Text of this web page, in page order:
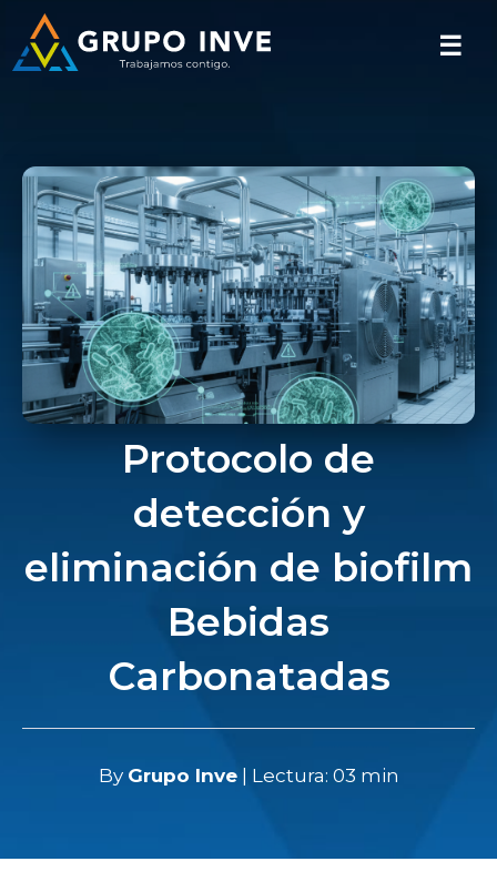
☰
Protocolo de
detección y
eliminación de biofilm
Bebidas
Carbonatadas
By Grupo Inve| Lectura: 03 min